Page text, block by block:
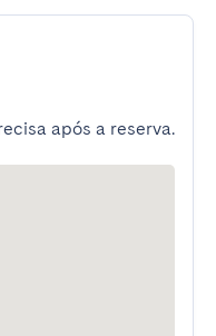
após a reserva.